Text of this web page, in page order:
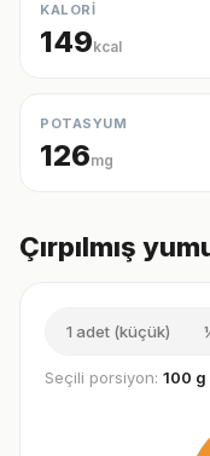
KALORİ
149kcal
POTASYUM
126mg
Çırpılmış
1 adet (küçük)
Seçili porsiyon: 100 g